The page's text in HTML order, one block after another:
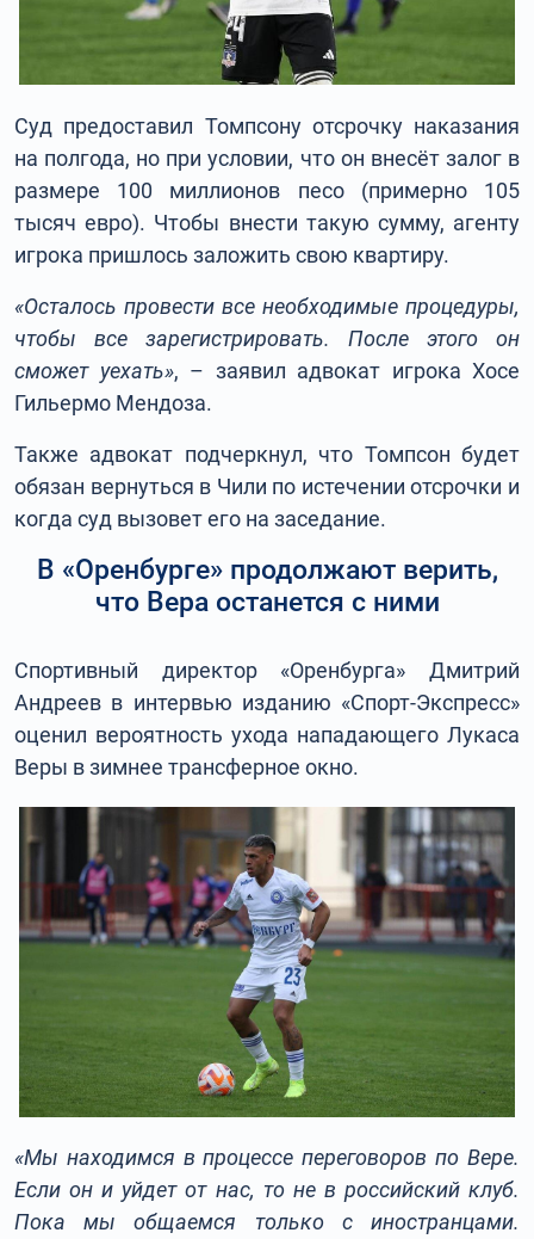
Суд предоставил Томпсону отсрочку наказания
на полгода, но при условии, что он внесёт залог в
размере 100 миллионов песо (примерно 105
тысяч евро). Чтобы внести такую сумму, агенту
игрока пришлось заложить свою квартиру.
«Осталось провести все необходимые процедуры,
чтобы все зарегистрировать. После этого он
сможет уехать», – заявил адвокат игрока Хосе
Гильермо Мендоза.
Также адвокат подчеркнул, что Томпсон будет
обязан вернуться в Чили по истечении отсрочки и
когда суд вызовет его на заседание.
В «Оренбурге» продолжают верить,
что Вера останется с ними
Спортивный директор «Оренбурга» Дмитрий
Андреев в интервью изданию «Спорт-Экспресс»
оценил вероятность ухода нападающего Лукаса
Веры в зимнее трансферное окно.
«Мы находимся в процессе переговоров по Вере.
Если он и уйдет от нас, то не в российский клуб.
Пока мы общаемся только с иностранцами.